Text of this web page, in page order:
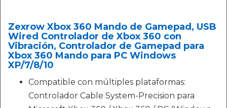
Zexrow Xbox 360 Mando de Gamepad, USB
Wired Controlador de Xbox 360 con
Vibración, Controlador de Gamepad para
Xbox 360 Mando para PC Windows
XP/7/8/10
Compatible con múltiples plataformas:
Controlador Cable System-Precision para